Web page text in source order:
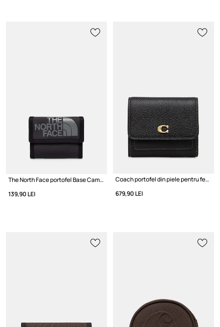
The North Face portofel Base Camp Wallet
139,90 LEI
Coach portofel din piele pentru femei
679,90 LEI